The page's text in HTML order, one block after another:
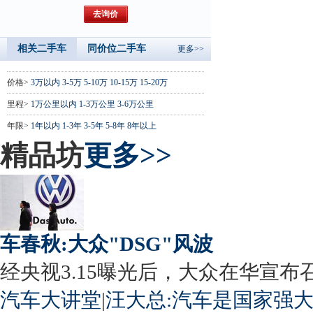
相关二手车 同价位二手车 更多>>
价格> 3万以内 3-5万 5-10万 10-15万 15-20万
里程> 1万公里以内 1-3万公里 3-6万公里
年限> 1年以内 1-3年 3-5年 5-8年 8年以上
精品坊更多>>
车春秋:大众"DSG"风波
经央视3.15曝光后，大众在华宣布
汽车大讲堂|汪大总:汽车是国家强